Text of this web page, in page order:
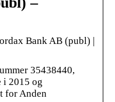
Bank AB (publ) |
35438440,
i 2015 og
for Anden